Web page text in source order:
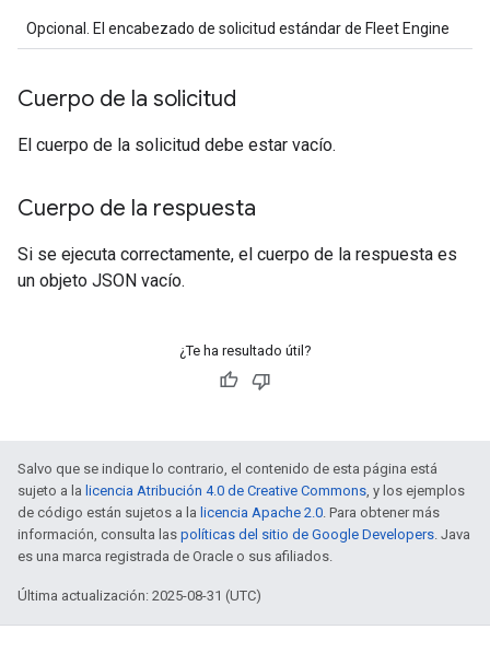
Opcional. El encabezado de solicitud estándar de Fleet Engine
Cuerpo de la solicitud
El cuerpo de la solicitud debe estar vacío.
Cuerpo de la respuesta
Si se ejecuta correctamente, el cuerpo de la respuesta es
un objeto JSON vacío.
¿Te ha resultado útil?
Salvo que se indique lo contrario, el contenido de esta página está
sujeto a la licencia Atribución 4.0 de Creative Commons, y los ejemplos
de código están sujetos a la licencia Apache 2.0. Para obtener más
información, consulta las políticas del sitio de Google Developers. Java
es una marca registrada de Oracle o sus afiliados.
Última actualización: 2025-08-31 (UTC)